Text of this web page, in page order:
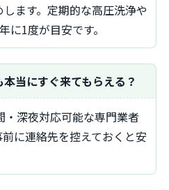
ます。定期的な高圧洗浄や
に1度が目安です。
本当にすぐ来てもらえる？
に連絡先を控えておくと安